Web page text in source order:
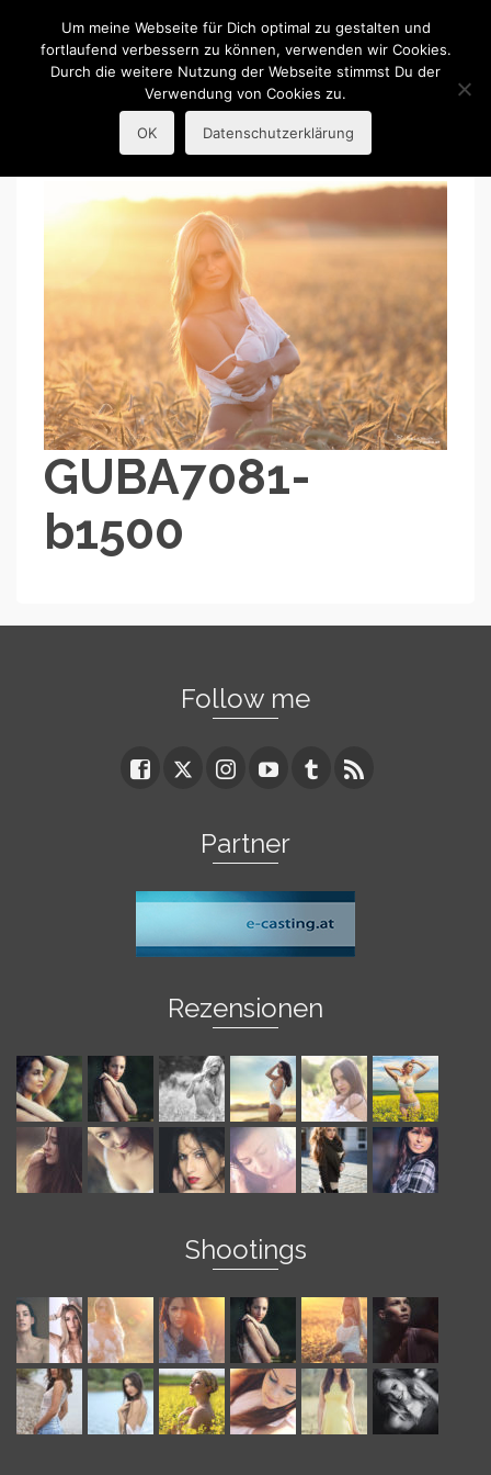
R.Guba
Portraitfotografie
GUBA7081-
b1500
Follow me
Partner
Rezensionen
Shootings
Um meine Webseite für Dich optimal zu gestalten und
fortlaufend verbessern zu können, verwenden wir Cookies.
Durch die weitere Nutzung der Webseite stimmst Du der
Verwendung von Cookies zu.
OK Datenschutzerklärung